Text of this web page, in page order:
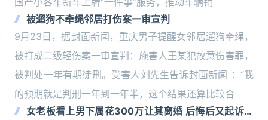
被遛狗不牵绳邻居打伤案一审宣判
9月23日，据封面新闻，重庆男子提醒女邻居遛狗牵绳，
被打成二级轻伤案一审宣判：施害人王某犯故意伤害罪，
被判处一年有期徒刑。受害人刘先生告诉封面新闻 ：“我
的预期就是判刑一年到一年半，这个结果还算比较合
女老板看上男下属花300万让其离婚 后悔后又起诉返